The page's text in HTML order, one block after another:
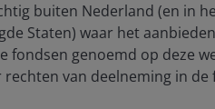
buiten Nederland (en in
Staten) waar het
fondsen genoemd op deze
rechten van deelneming in